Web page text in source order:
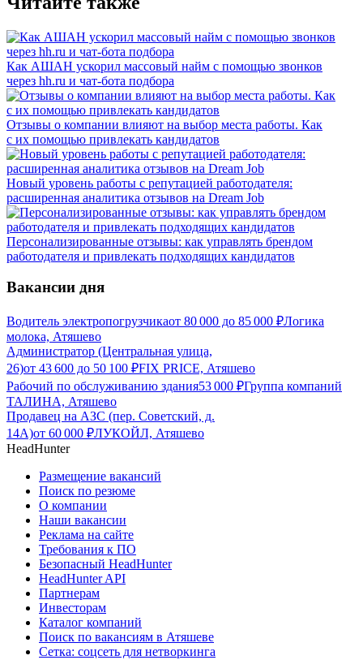
Как АШАН ускорил массовый найм с помощью звонков
через hh.ru и чат-бота подбора
Отзывы о компании влияют на выбор места работы. Как
с их помощью привлекать кандидатов
Новый уровень работы с репутацией работодателя:
расширенная аналитика отзывов на Dream Job
Персонализированные отзывы: как управлять брендом
работодателя и привлекать подходящих кандидатов
Вакансии дня
Водитель электропогрузчикаот 80 000 до 85 000 ₽Логика
молока, Атяшево
Администратор (Центральная улица,
26)от 43 600 до 50 100 ₽FIX PRICE, Атяшево
Рабочий по обслуживанию здания53 000 ₽Группа компаний
ТАЛИНА, Атяшево
Продавец на АЗС (пер. Советский, д.
14А)от 60 000 ₽ЛУКОЙЛ, Атяшево
HeadHunter
Размещение вакансий
Поиск по резюме
О компании
Наши вакансии
Реклама на сайте
Требования к ПО
Безопасный HeadHunter
HeadHunter API
Партнерам
Инвесторам
Каталог компаний
Поиск по вакансиям в Атяшеве
Сетка: соцсеть для нетворкинга